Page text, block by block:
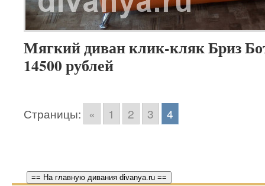
Мягкий диван клик-кляк Бриз
14500 рублей
Страницы: « 1 2 3 4
== На главную дивания divanya.ru ==